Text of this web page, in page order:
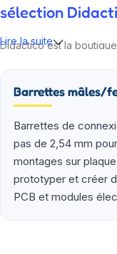
sélection
Didactico est la
testent chaque
Raspberry Pi, ESP32,
Plus de 2 000 produits
la Tunisie via Aramex
Que vous soyez
ESPRIT), enseignant
maker lançant un
prototypant un produit
Lire la suite
Barrettes mâles/
Barrettes de
pas de 2,54 mm
montages sur
prototyper et créer
PCB et modules